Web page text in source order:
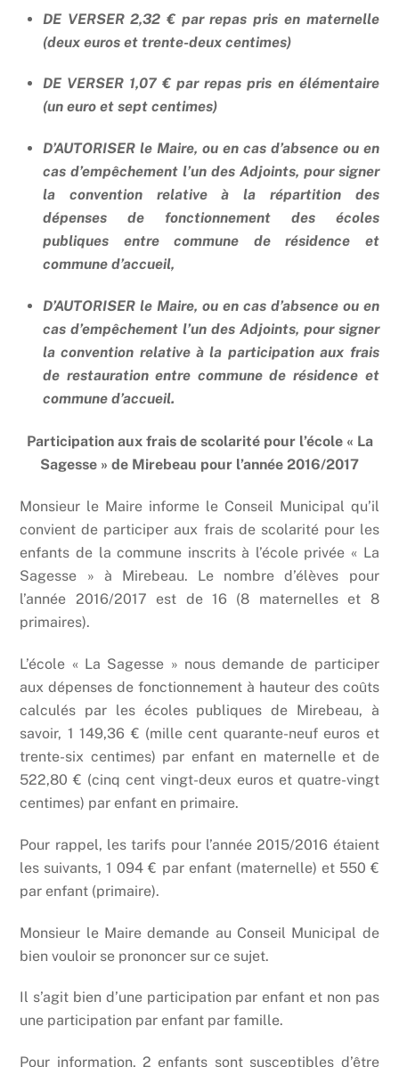
DE VERSER 2,32 € par repas pris en maternelle
(deux euros et trente-deux centimes)
DE VERSER 1,07 € par repas pris en élémentaire
(un euro et sept centimes)
D’AUTORISER le Maire, ou en cas d’absence ou en
cas d’empêchement l’un des Adjoints, pour signer
la convention relative à la répartition des
dépenses de fonctionnement des écoles
publiques entre commune de résidence et
commune d’accueil,
D’AUTORISER le Maire, ou en cas d’absence ou en
cas d’empêchement l’un des Adjoints, pour signer
la convention relative à la participation aux frais
de restauration entre commune de résidence et
commune d’accueil.
Participation aux frais de scolarité pour l’école « La
Sagesse » de Mirebeau pour l’année 2016/2017
Monsieur le Maire informe le Conseil Municipal qu’il
convient de participer aux frais de scolarité pour les
enfants de la commune inscrits à l’école privée « La
Sagesse » à Mirebeau. Le nombre d’élèves pour
l’année 2016/2017 est de 16 (8 maternelles et 8
primaires).
L’école « La Sagesse » nous demande de participer
aux dépenses de fonctionnement à hauteur des coûts
calculés par les écoles publiques de Mirebeau, à
savoir, 1 149,36 € (mille cent quarante-neuf euros et
trente-six centimes) par enfant en maternelle et de
522,80 € (cinq cent vingt-deux euros et quatre-vingt
centimes) par enfant en primaire.
Pour rappel, les tarifs pour l’année 2015/2016 étaient
les suivants, 1 094 € par enfant (maternelle) et 550 €
par enfant (primaire).
Monsieur le Maire demande au Conseil Municipal de
bien vouloir se prononcer sur ce sujet.
Il s’agit bien d’une participation par enfant et non pas
une participation par enfant par famille.
Pour information, 2 enfants sont susceptibles d’être